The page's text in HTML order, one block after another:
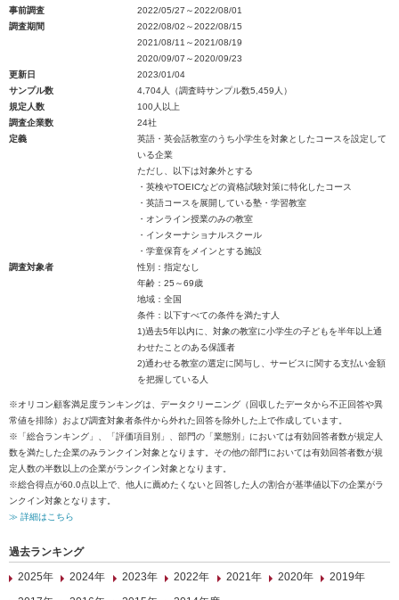
事前調査
2022/05/27～2022/08/01
調査期間
2022/08/02～2022/08/15
2021/08/11～2021/08/19
2020/09/07～2020/09/23
更新日
2023/01/04
サンプル数
4,704人（調査時サンプル数5,459人）
規定人数
100人以上
調査企業数
24社
定義
英語・英会話教室のうち小学生を対象としたコースを設定して
いる企業
ただし、以下は対象外とする
・英検やTOEICなどの資格試験対策に特化したコース
・英語コースを展開している塾・学習教室
・オンライン授業のみの教室
・インターナショナルスクール
・学童保育をメインとする施設
調査対象者
性別：指定なし
年齢：25～69歳
地域：全国
条件：以下すべての条件を満たす人
1)過去5年以内に、対象の教室に小学生の子どもを半年以上通
わせたことのある保護者
2)通わせる教室の選定に関与し、サービスに関する支払い金額
を把握している人
※オリコン顧客満足度ランキングは、データクリーニング（回収したデータから不正回答や異
常値を排除）および調査対象者条件から外れた回答を除外した上で作成しています。
※「総合ランキング」、「評価項目別」、部門の「業態別」においては有効回答者数が規定人
数を満たした企業のみランクイン対象となります。その他の部門においては有効回答者数が規
定人数の半数以上の企業がランクイン対象となります。
※総合得点が60.0点以上で、他人に薦めたくないと回答した人の割合が基準値以下の企業がラ
ンクイン対象となります。
≫ 詳細はこちら
過去ランキング
2025年
2024年 2023年 2022年 2021年 2020年
2019年